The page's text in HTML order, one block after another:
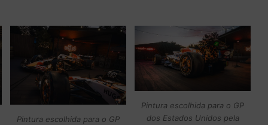
Pintura escolhida para o GP
Pintura escolhida para o GP
dos Estados Unidos pela